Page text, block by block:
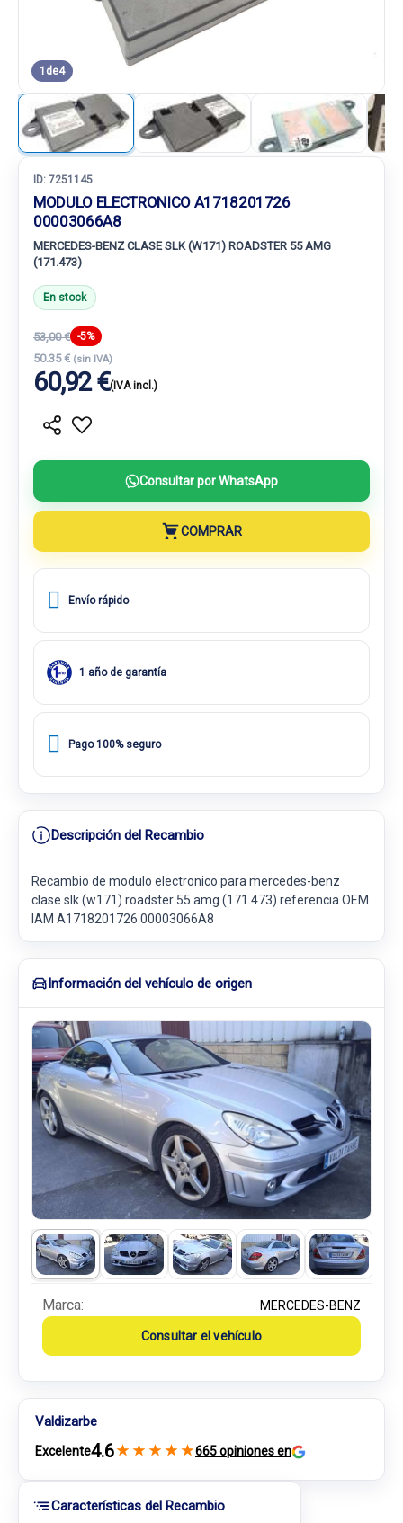
1 de4
Características del Recambio
ID: 7251145
MODULO ELECTRONICO A1718201726
00003066A8
MERCEDES-BENZ CLASE SLK (W171) ROADSTER 55 AMG
(171.473)
En stock
53,00 € -5%
50.35 € (sin IVA)
60,92 €(IVA incl.)
Consultar por WhatsApp
COMPRAR
Envío rápido
1 año de garantía
Pago 100% seguro
Descripción del Recambio
Recambio de modulo electronico para mercedes-benz
clase slk (w171) roadster 55 amg (171.473) referencia OEM
IAM A1718201726 00003066A8
Información del vehículo de origen
Marca: MERCEDES-BENZ
Consultar el vehículo
Valdizarbe
Excelente4.6★ ★ ★ ★ ★665 opiniones en